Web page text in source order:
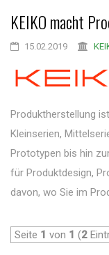
KEIKO macht
15.02.2019
Produktherstellung
Kleinserien,
Prototypen bis hin
für Produktdesign,
davon, wo Sie im
Seite 1 von 1 (2